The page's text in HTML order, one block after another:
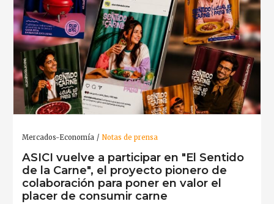
Mercados-Economía Notas de prensa
ASICI vuelve a participar en "El Sentido
de la Carne", el proyecto pionero de
colaboración para poner en valor el
placer de consumir carne